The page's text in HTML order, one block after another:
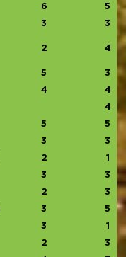
6 5
3 3
2 4
5 3
4 4
4
5 5
3 3
2 1
3 3
2 3
3 5
3 1
2 3